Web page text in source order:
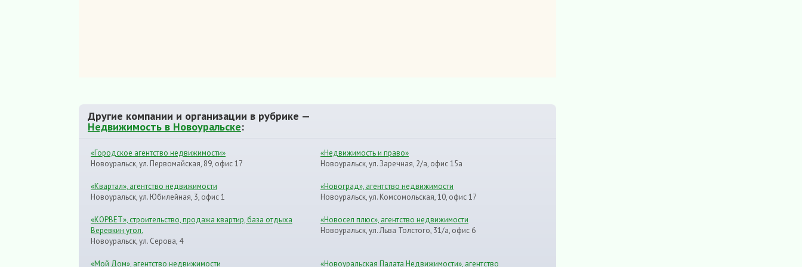
Другие компании и организации в рубрике —
Недвижимость в Новоуральске:
«Городское агентство недвижимости»
Новоуральск, ул. Первомайская, 89, офис 17
«Недвижимость и право»
Новоуральск, ул. Заречная, 2/а, офис 15а
«Квартал», агентство недвижимости
Новоуральск, ул. Юбилейная, 3, офис 1
«Новоград», агентство недвижимости
Новоуральск, ул. Комсомольская, 10, офис 17
«КОРВЕТ», строительство, продажа квартир, база отдыха
Веревкин угол.
Новоуральск, ул. Серова, 4
«Новосел плюс», агентство недвижимости
Новоуральск, ул. Льва Толстого, 31/а, офис 6
«Мой Дом», агентство недвижимости «Новоуральская Палата Недвижимости», агентство